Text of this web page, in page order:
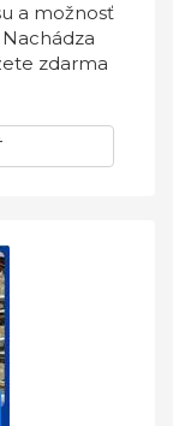
a možnosť
zdarma